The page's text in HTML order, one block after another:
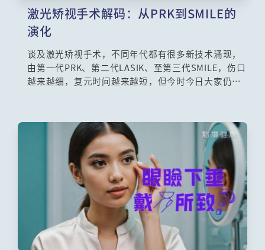
激光矫视手术解码：从PRK到SMILE的
演化
谈及激光矫视手术，不同年代都有很多新技术涌现，
由第一代PRK、第二代LASIK、至第三代SMILE，伤口
越来越细，复元时间越来越短，但今时今日大家仍然
汤文杰医生，为大家一一解答。